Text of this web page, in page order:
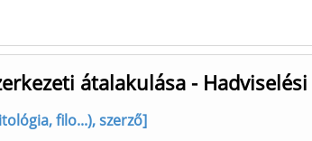
átalakulása -
filo...), szerző]